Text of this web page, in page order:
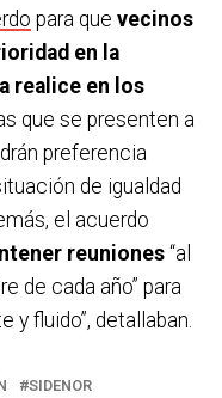
para que vecinos
en la
realice en los
que se presenten a
preferencia
de igualdad
el acuerdo
reuniones“al
de cada año” para
y fluido”, detallaban.
SIDENOR